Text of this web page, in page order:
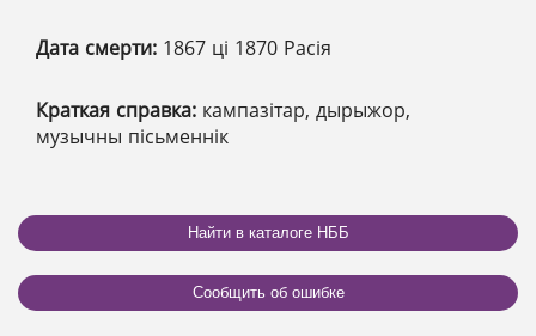
Дата смерти: 1867 ці 1870 Расія
Краткая справка: кампазітар, дырыжор,
музычны пісьменнік
Найти в каталоге НББ
Сообщить об ошибке